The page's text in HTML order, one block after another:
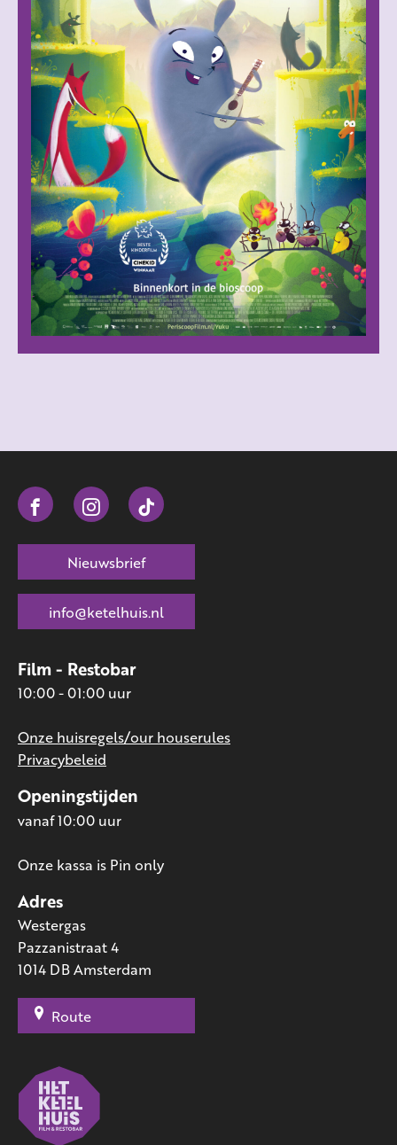
Adres
Westergas
Pazzanistraat 4
1014 DB Amsterdam
Route
Openingstijden
vanaf 10:00 uur
Onze kassa is Pin only
Film - Restobar
10:00 - 01:00 uur
Onze huisregels/our houserules
Privacybeleid
Nieuwsbrief
info@ketelhuis.nl